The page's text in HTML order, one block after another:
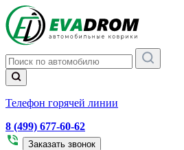
Телефон горячей линии
8 (499) 677-60-62
Заказать звонок